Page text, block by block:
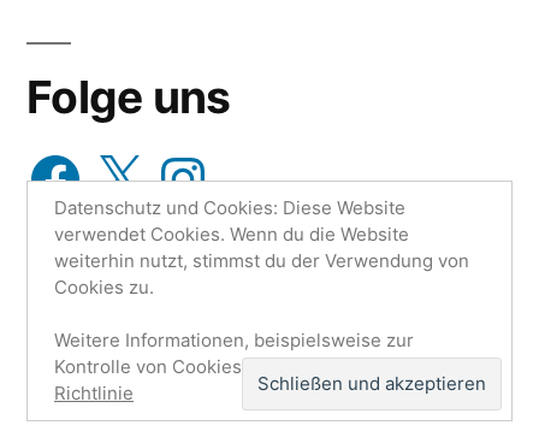
Folge uns
Facebook
X Instagram
Research Unit One | Ruo.de,Mit Stolz präsentiert von
WordPress.
Datenschutzerklärung Impressum
Datenschutz und Cookies: Diese Website
verwendet Cookies. Wenn du die Website
weiterhin nutzt, stimmst du der Verwendung von
Cookies zu.
Weitere Informationen, beispielsweise zur
Kontrolle von Cookies, findest du hier:
Richtlinie